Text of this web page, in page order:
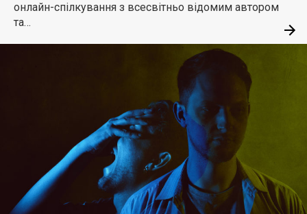
онлайн-спілкування з всесвітньо відомим автором
та…